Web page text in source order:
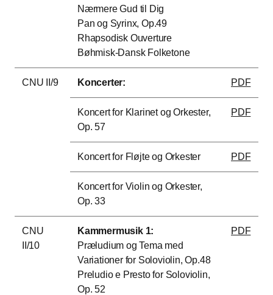
Nærmere Gud til Dig
Pan og Syrinx, Op.49
Rhapsodisk Ouverture
Bøhmisk-Dansk Folketone
CNU II/9 Koncerter: PDF
Koncert for Klarinet og Orkester,
Op. 57
PDF
Koncert for Fløjte og Orkester PDF
Koncert for Violin og Orkester,
Op. 33
CNU
II/10
Kammermusik 1:
Præludium og Tema med
Variationer for Soloviolin, Op.48
Preludio e Presto for Soloviolin,
Op. 52
PDF